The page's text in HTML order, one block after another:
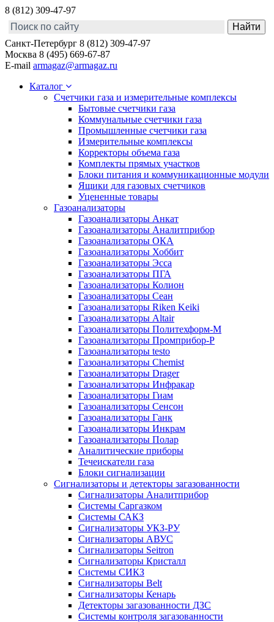
8 (812) 309-47-97
Санкт-Петербург 8 (812) 309-47-97
Москва 8 (495) 669-67-87
E-mail armagaz@armagaz.ru
Каталог
Счетчики газа и измерительные комплексы
Бытовые счетчики газа
Коммунальные счетчики газа
Промышленные счетчики газа
Измерительные комплексы
Корректоры объема газа
Комплекты прямых участков
Блоки питания и коммуникационные модули
Ящики для газовых счетчиков
Уцененные товары
Газоанализаторы
Газоанализаторы Анкат
Газоанализаторы Аналитприбор
Газоанализаторы ОКА
Газоанализаторы Хоббит
Газоанализаторы Эсса
Газоанализаторы ПГА
Газоанализаторы Колион
Газоанализаторы Сеан
Газоанализаторы Riken Keiki
Газоанализаторы Altair
Газоанализаторы Политехформ-М
Газоанализаторы Промприбор-Р
Газоанализаторы testo
Газоанализаторы Chemist
Газоанализаторы Drager
Газоанализаторы Инфракар
Газоанализаторы Гиам
Газоанализаторы Сенсон
Газоанализаторы Ганк
Газоанализаторы Инкрам
Газоанализаторы Полар
Аналитические приборы
Течеискатели газа
Блоки сигнализации
Сигнализаторы и детекторы загазованности
Сигнализаторы Аналитприбор
Системы Саргазком
Системы САКЗ
Сигнализаторы УКЗ-РУ
Сигнализаторы АВУС
Сигнализаторы Seitron
Сигнализаторы Кристалл
Системы СИКЗ
Сигнализаторы Belt
Сигнализаторы Кенарь
Детекторы загазованности ДЗС
Системы контроля загазованности